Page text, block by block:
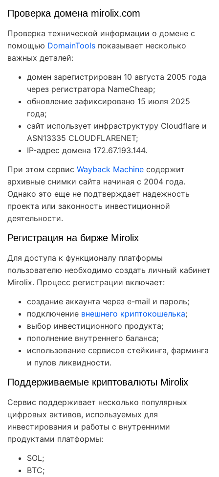
Проверка домена mirolix.com
Проверка технической информации о домене с
помощью DomainTools показывает несколько
важных деталей:
домен зарегистрирован 10 августа 2005 года
через регистратора NameCheap;
обновление зафиксировано 15 июля 2025
года;
сайт использует инфраструктуру Cloudflare и
ASN13335 CLOUDFLARENET;
IP-адрес домена 172.67.193.144.
При этом сервис Wayback Machine содержит
архивные снимки сайта начиная с 2004 года.
Однако это еще не подтверждает надежность
проекта или законность инвестиционной
деятельности.
Регистрация на бирже Mirolix
Для доступа к функционалу платформы
пользователю необходимо создать личный кабинет
Mirolix. Процесс регистрации включает:
создание аккаунта через e-mail и пароль;
подключение внешнего криптокошелька;
выбор инвестиционного продукта;
пополнение внутреннего баланса;
использование сервисов стейкинга, фарминга
и пулов ликвидности.
Поддерживаемые криптовалюты Mirolix
Сервис поддерживает несколько популярных
цифровых активов, используемых для
инвестирования и работы с внутренними
продуктами платформы:
SOL;
BTC;